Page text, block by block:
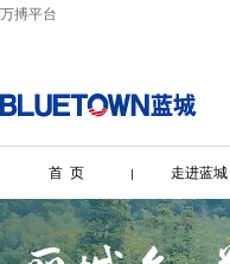
万搏平台
首 页 走进蓝城